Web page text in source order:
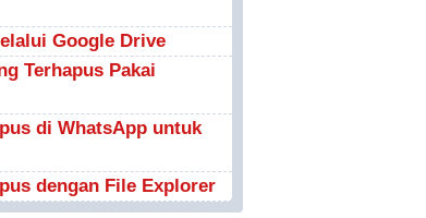
Google Drive
Terhapus Pakai
di WhatsApp untuk
dengan File Explorer